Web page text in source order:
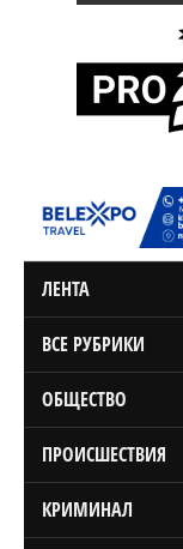
ЛЕНТА
ВСЕ РУБРИКИ
ОБЩЕСТВО
ПРОИСШЕСТВИЯ
КРИМИНАЛ